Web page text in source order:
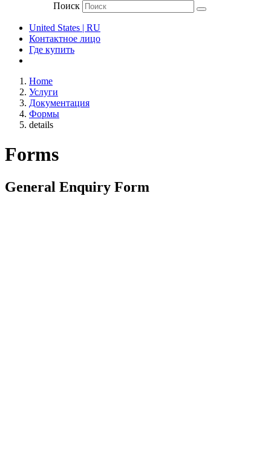
Поиск
United States | RU
Контактное лицо
Где купить
Home
Услуги
Документация
Формы
details
Forms
General Enquiry Form